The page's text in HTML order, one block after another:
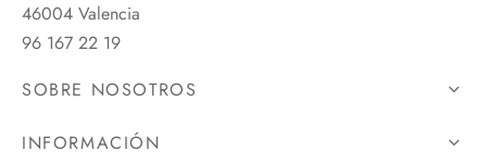
46004 Valencia
96 167 22 19
SOBRE NOSOTROS
INFORMACIÓN